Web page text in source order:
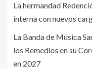
La hermandad
interna con nuevos
La Banda de Música
los Remedios en su
en 2027